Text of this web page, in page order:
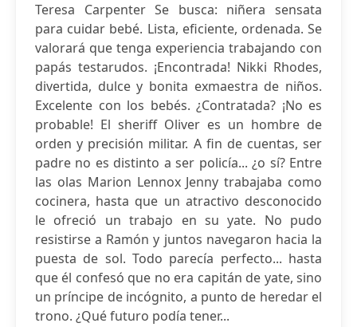
Teresa Carpenter Se busca: niñera sensata
para cuidar bebé. Lista, eficiente, ordenada. Se
valorará que tenga experiencia trabajando con
papás testarudos. ¡Encontrada! Nikki Rhodes,
divertida, dulce y bonita exmaestra de niños.
Excelente con los bebés. ¿Contratada? ¡No es
probable! El sheriff Oliver es un hombre de
orden y precisión militar. A fin de cuentas, ser
padre no es distinto a ser policía... ¿o sí? Entre
las olas Marion Lennox Jenny trabajaba como
cocinera, hasta que un atractivo desconocido
le ofreció un trabajo en su yate. No pudo
resistirse a Ramón y juntos navegaron hacia la
puesta de sol. Todo parecía perfecto... hasta
que él confesó que no era capitán de yate, sino
un príncipe de incógnito, a punto de heredar el
trono. ¿Qué futuro podía tener...